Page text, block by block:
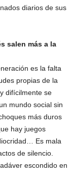
diarios de sus
salen más a la
es la falta
propias de la
difícilmente se
mundo social sin
más duros
hay juegos
Es mala
de silencio.
escondido en